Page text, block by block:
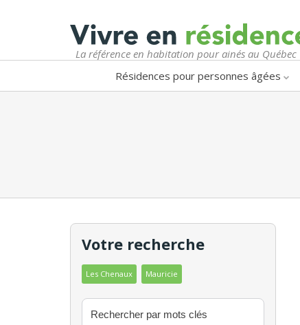
La référence en habitation pour ainés au Québec
Résidences pour personnes âgées
Votre recherche
Les Chenaux Mauricie